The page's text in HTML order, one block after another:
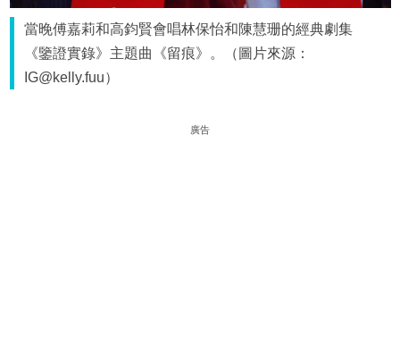
當晚傅嘉莉和高鈞賢會唱林保怡和陳慧珊的經典劇集
《鑒證實錄》主題曲《留痕》。（圖片來源：
IG@kelly.fuu）
廣告